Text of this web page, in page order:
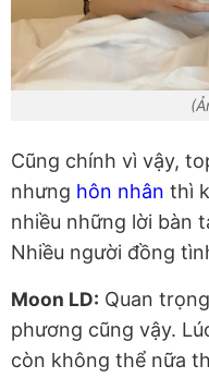
Cũng chính vì vậy,
nhưng hôn nhân thì
nhiều những lời bàn
Nhiều người đồng
Moon LD: Quan
phương cũng vậy.
còn không thể nữa